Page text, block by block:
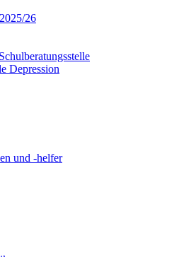
26
Depression
und -helfer